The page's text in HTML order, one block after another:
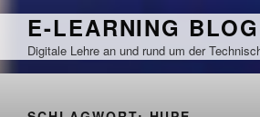
Zum
springen
E-LEARNING BLOG
Digitale Lehre an und rund um der